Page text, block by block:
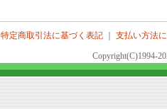
特定商取引法に基づく表記 支払い方法
Copyright(C)1994-